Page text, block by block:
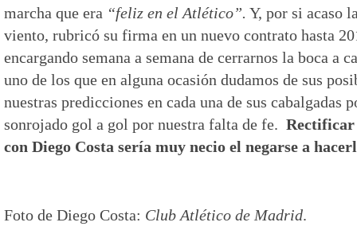
marcha que era “feliz en el Atlético”. Y, por si acaso
viento, rubricó su firma en un nuevo contrato hasta
encargando semana a semana de cerrarnos la boca a
uno de los que en alguna ocasión dudamos de sus
nuestras predicciones en cada una de sus cabalgadas
sonrojado gol a gol por nuestra falta de fe. Rectificar
con Diego Costa sería muy necio el negarse a
Foto de Diego Costa: Club Atlético de Madrid.